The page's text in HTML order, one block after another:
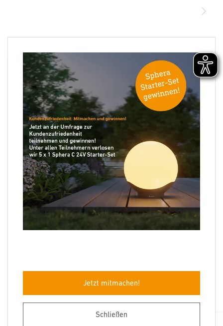
×
Schließen
Jetzt mitmachen!
Ihre E-Mail Adresse
Folgen Sie uns
Sprachauswahl
Herstellergarantie
Entsorgungshinweise